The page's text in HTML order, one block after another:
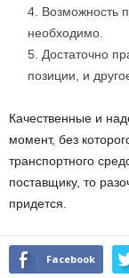
Возможность
необходимо.
Достаточно
позиции, и
Качественные и
момент, без
транспортного
поставщику, то
придется.
Facebook